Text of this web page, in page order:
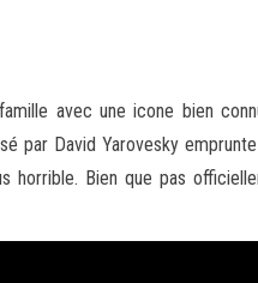
avec une icone bien
David Yarovesky
horrible. Bien que pas